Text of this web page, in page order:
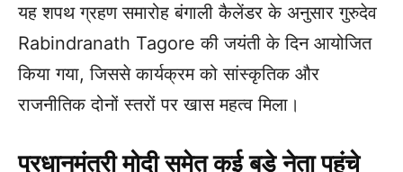
यह शपथ ग्रहण समारोह बंगाली कैलेंडर के अनुसार गुरुदेव
Rabindranath Tagore की जयंती के दिन आयोजित
किया गया, जिससे कार्यक्रम को सांस्कृतिक और
राजनीतिक दोनों स्तरों पर खास महत्व मिला।
प्रधानमंत्री मोदी समेत कई बड़े नेता पहुंचे